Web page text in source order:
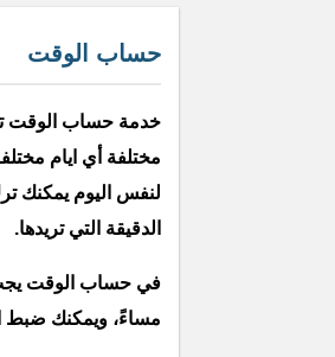
حساب الوقت
خدمة حساب الوقت
مختلفة أي ايام
لنفس اليوم يمكنك
الدقيقة التي تريدها.
مساءً، ويمكنك ضبط